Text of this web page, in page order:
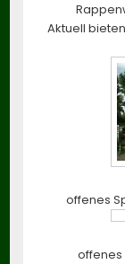
Aktuell
offenes
offenes